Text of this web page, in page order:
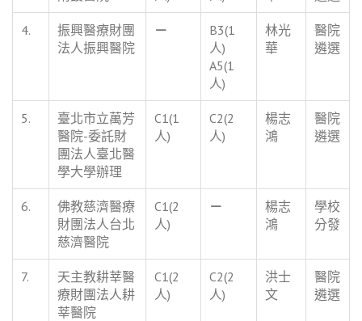
4.
振興醫療財團
法人振興醫院
－
B3(1
人)
A5(1
人)
林光
華
醫院
遴選
5.
臺北市立萬芳
醫院-委託財
團法人臺北醫
學大學辦理
C1(1
人)
C2(2
人)
楊志
鴻
醫院
遴選
6.
佛教慈濟醫療
財團法人台北
慈濟醫院
C1(2
人)
－
楊志
鴻
學校
分發
7.
天主教耕莘醫
療財團法人耕
莘醫院
C1(2
人)
C2(2
人)
洪士
文
醫院
遴選